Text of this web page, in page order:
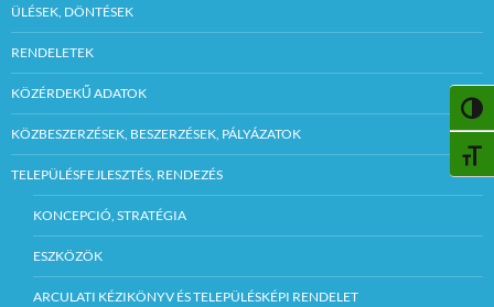
ÜLÉSEK, DÖNTÉSEK
RENDELETEK
KÖZÉRDEKŰ ADATOK
KÖZBESZERZÉSEK, BESZERZÉSEK, PÁLYÁZATOK
TELEPÜLÉSFEJLESZTÉS, RENDEZÉS
KONCEPCIÓ, STRATÉGIA
ESZKÖZÖK
ARCULATI KÉZIKÖNYV ÉS TELEPÜLÉSKÉPI RENDELET